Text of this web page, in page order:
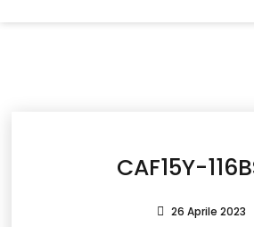
CAF15Y-
26 Aprile 2023